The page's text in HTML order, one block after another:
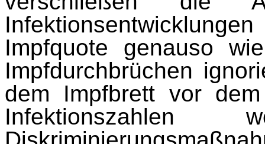
Impfquote genauso
Impfdurchbrüchen
dem Impfbrett vor